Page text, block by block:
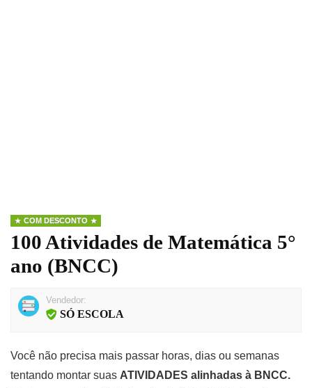
COM DESCONTO
100 Atividades de Matemática 5°
ano (BNCC)
Vendedor:
SÓ ESCOLA
Você não precisa mais passar horas, dias ou semanas
tentando montar suas ATIVIDADES alinhadas à BNCC.